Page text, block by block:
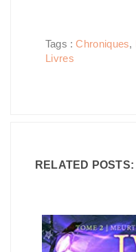
Tags :Chroniques,
Livres
RELATED POSTS: